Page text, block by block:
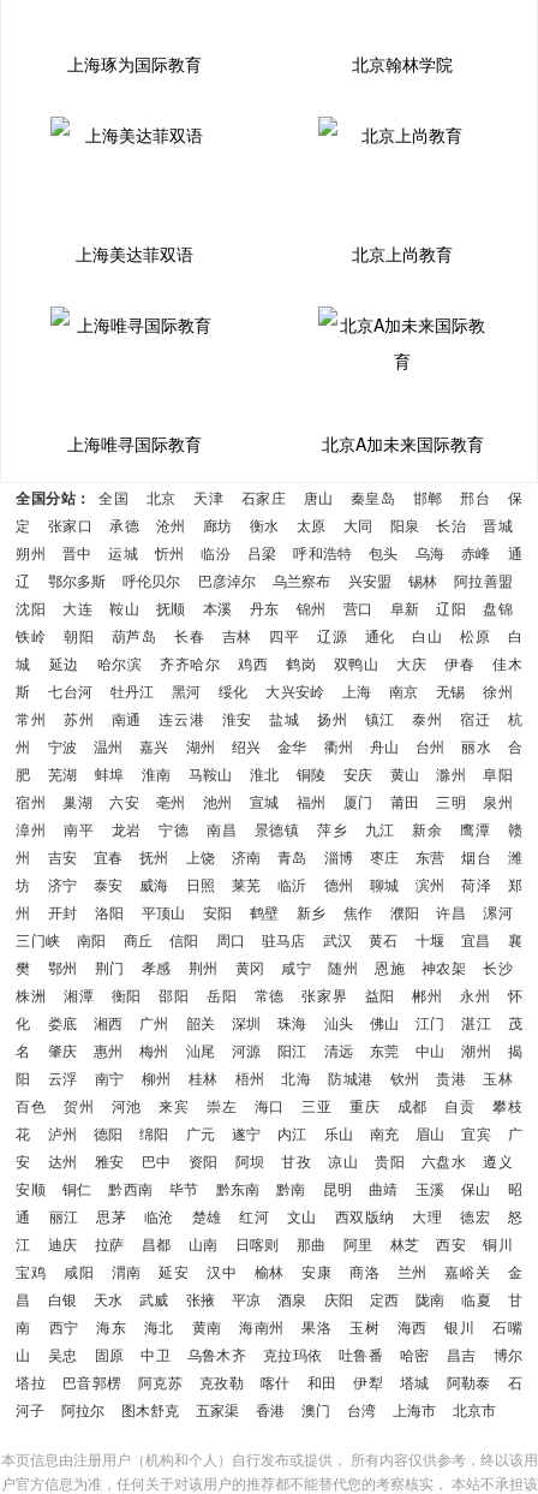
上海琢为国际教育 北京翰林学院
上海美达菲双语 北京上尚教育
上海唯寻国际教育 北京A加未来国际教育
全国分站： 全国 北京 天津 石家庄 唐山 秦皇岛 邯郸 邢台
保
定
张家口 承德 沧州 廊坊 衡水 太原 大同 阳泉 长治
晋城
朔州
晋中 运城 忻州 临汾 吕梁 呼和浩特 包头 乌海 赤峰
通
辽
鄂尔多斯 呼伦贝尔 巴彦淖尔 乌兰察布 兴安盟 锡林
阿拉善盟
沈阳
大连 鞍山 抚顺 本溪 丹东 锦州 营口 阜新 辽阳
盘锦
铁岭
朝阳 葫芦岛 长春 吉林 四平 辽源 通化 白山 松原
白
城
延边 哈尔滨 齐齐哈尔 鸡西 鹤岗 双鸭山 大庆 伊春
佳木
斯
七台河 牡丹江 黑河 绥化 大兴安岭 上海 南京 无锡
徐州
常州
苏州 南通 连云港 淮安 盐城 扬州 镇江 泰州 宿迁
杭
州
宁波 温州 嘉兴 湖州 绍兴 金华 衢州 舟山 台州 丽水
合
肥
芜湖 蚌埠 淮南 马鞍山 淮北 铜陵 安庆 黄山 滁州
阜阳
宿州
巢湖 六安 亳州 池州 宣城 福州 厦门 莆田 三明
泉州
漳州
南平 龙岩 宁德 南昌 景德镇 萍乡 九江 新余 鹰潭
赣
州
吉安 宜春 抚州 上饶 济南 青岛 淄博 枣庄 东营 烟台
潍
坊
济宁 泰安 威海 日照 莱芜 临沂 德州 聊城 滨州 荷泽
郑
州
开封 洛阳 平顶山 安阳 鹤壁 新乡 焦作 濮阳 许昌
漯河
三门峡
南阳 商丘 信阳 周口 驻马店 武汉 黄石 十堰 宜昌
襄
樊
鄂州 荆门 孝感 荆州 黄冈 咸宁 随州 恩施 神农架
长沙
株洲
湘潭 衡阳 邵阳 岳阳 常德 张家界 益阳 郴州 永州
怀
化
娄底 湘西 广州 韶关 深圳 珠海 汕头 佛山 江门 湛江
茂
名
肇庆 惠州 梅州 汕尾 河源 阳江 清远 东莞 中山 潮州
揭
阳
云浮 南宁 柳州 桂林 梧州 北海 防城港 钦州 贵港
玉林
百色
贺州 河池 来宾 崇左 海口 三亚 重庆 成都 自贡
攀枝
花
泸州 德阳 绵阳 广元 遂宁 内江 乐山 南充 眉山 宜宾
广
安
达州 雅安 巴中 资阳 阿坝 甘孜 凉山 贵阳 六盘水
遵义
安顺
铜仁 黔西南 毕节 黔东南 黔南 昆明 曲靖 玉溪 保山
昭
通
丽江 思茅 临沧 楚雄 红河 文山 西双版纳 大理 德宏
怒
江
迪庆 拉萨 昌都 山南 日喀则 那曲 阿里 林芝 西安
铜川
宝鸡
咸阳 渭南 延安 汉中 榆林 安康 商洛 兰州 嘉峪关
金
昌
白银 天水 武威 张掖 平凉 酒泉 庆阳 定西 陇南 临夏
甘
南
西宁 海东 海北 黄南 海南州 果洛 玉树 海西 银川
石嘴
山
吴忠 固原 中卫 乌鲁木齐 克拉玛依 吐鲁番 哈密 昌吉
博尔
塔拉
巴音郭楞 阿克苏 克孜勒 喀什 和田 伊犁 塔城 阿勒泰
石
河子
阿拉尔 图木舒克 五家渠 香港 澳门 台湾 上海市 北京市
本页信息由注册用户（机构和个人）自行发布或提供， 所有内容仅供参考，终以该用
户官方信息为准，任何关于对该用户的推荐都不能替代您的考察核实， 本站不承担该